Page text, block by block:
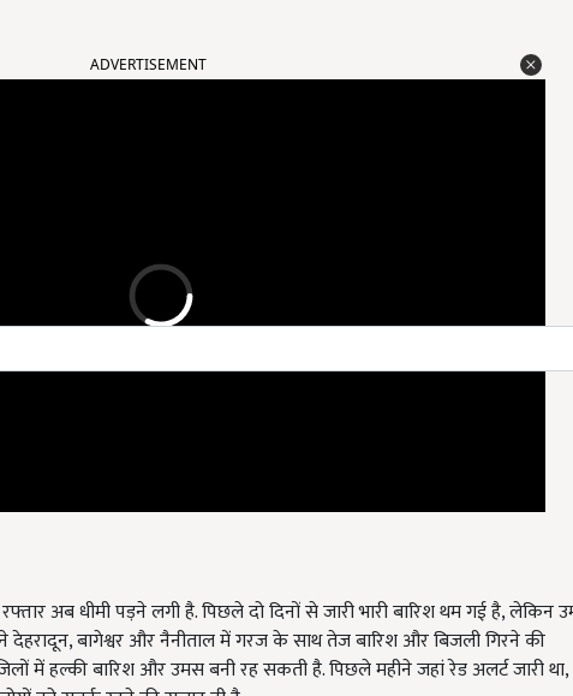
देहरादून, बागेश्वर और नैनीताल में गरज के साथ तेज बारिश और बिजली गिरने की
में हल्की बारिश और उमस बनी रह सकती है. पिछले महीने जहां रेड अलर्ट जारी था,
को सतर्क रहने की सलाह दी है.